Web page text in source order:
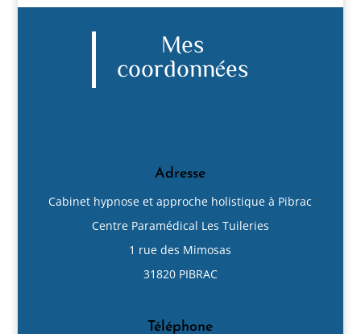
Mes
coordonnées
Adresse
Cabinet hypnose et approche holistique à Pibrac
Centre Paramédical Les Tuileries
1 rue des Mimosas
31820 PIBRAC
Téléphone